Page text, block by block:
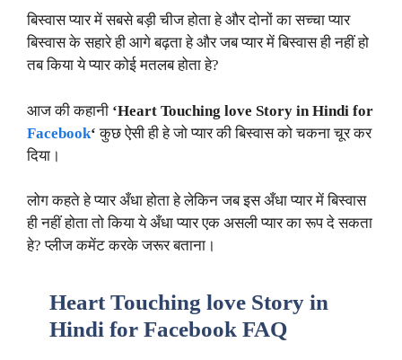
बिस्वास प्यार में सबसे बड़ी चीज होता हे और दोनों का सच्चा प्यार
बिस्वास के सहारे ही आगे बढ़ता हे और जब प्यार में बिस्वास ही नहीं हो
तब किया ये प्यार कोई मतलब होता हे?
आज की कहानी ‘Heart Touching love Story in Hindi for
Facebook‘ कुछ ऐसी ही हे जो प्यार की बिस्वास को चकना चूर कर
दिया।
लोग कहते हे प्यार अँधा होता हे लेकिन जब इस अँधा प्यार में बिस्वास
ही नहीं होता तो किया ये अँधा प्यार एक असली प्यार का रूप दे सकता
हे? प्लीज कमेंट करके जरूर बताना।
Heart Touching love Story in
Hindi for Facebook FAQ